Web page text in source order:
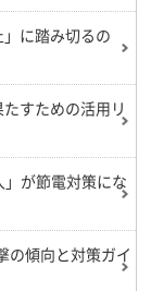
に踏み切るの
すための活用リ
が節電対策にな
の傾向と対策ガイ